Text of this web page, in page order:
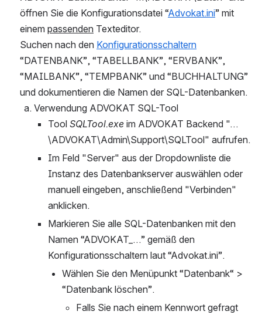
öffnen Sie die Konfigurationsdatei “Advokat.ini” mit
einem passenden Texteditor.
Suchen nach den Konfigurationsschaltern
“DATENBANK”, “TABELLBANK”, “ERVBANK”,
“MAILBANK”, “TEMPBANK” und “BUCHHALTUNG”
und dokumentieren die Namen der SQL-Datenbanken.
Verwendung ADVOKAT SQL-Tool
Tool SQLTool.exe im ADVOKAT Backend "…
\ADVOKAT\Admin\Support\SQLTool" aufrufen.
Im Feld "Server" aus der Dropdownliste die
Instanz des Datenbankserver auswählen oder
manuell eingeben, anschließend "Verbinden"
anklicken.
Markieren Sie alle SQL-Datenbanken mit den
Namen “ADVOKAT_…” gemäß den
Konfigurationsschaltern laut “Advokat.ini”.
Wählen Sie den Menüpunkt “Datenbank“ >
“Datenbank löschen”.
Falls Sie nach einem Kennwort gefragt